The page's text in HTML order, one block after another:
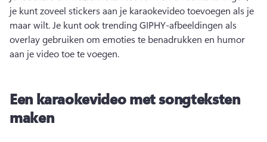
je kunt zoveel stickers aan je karaokevideo toevoegen als je
maar wilt. Je kunt ook trending GIPHY-afbeeldingen als
overlay gebruiken om emoties te benadrukken en humor
aan je video toe te voegen.
Een karaokevideo met songteksten
maken